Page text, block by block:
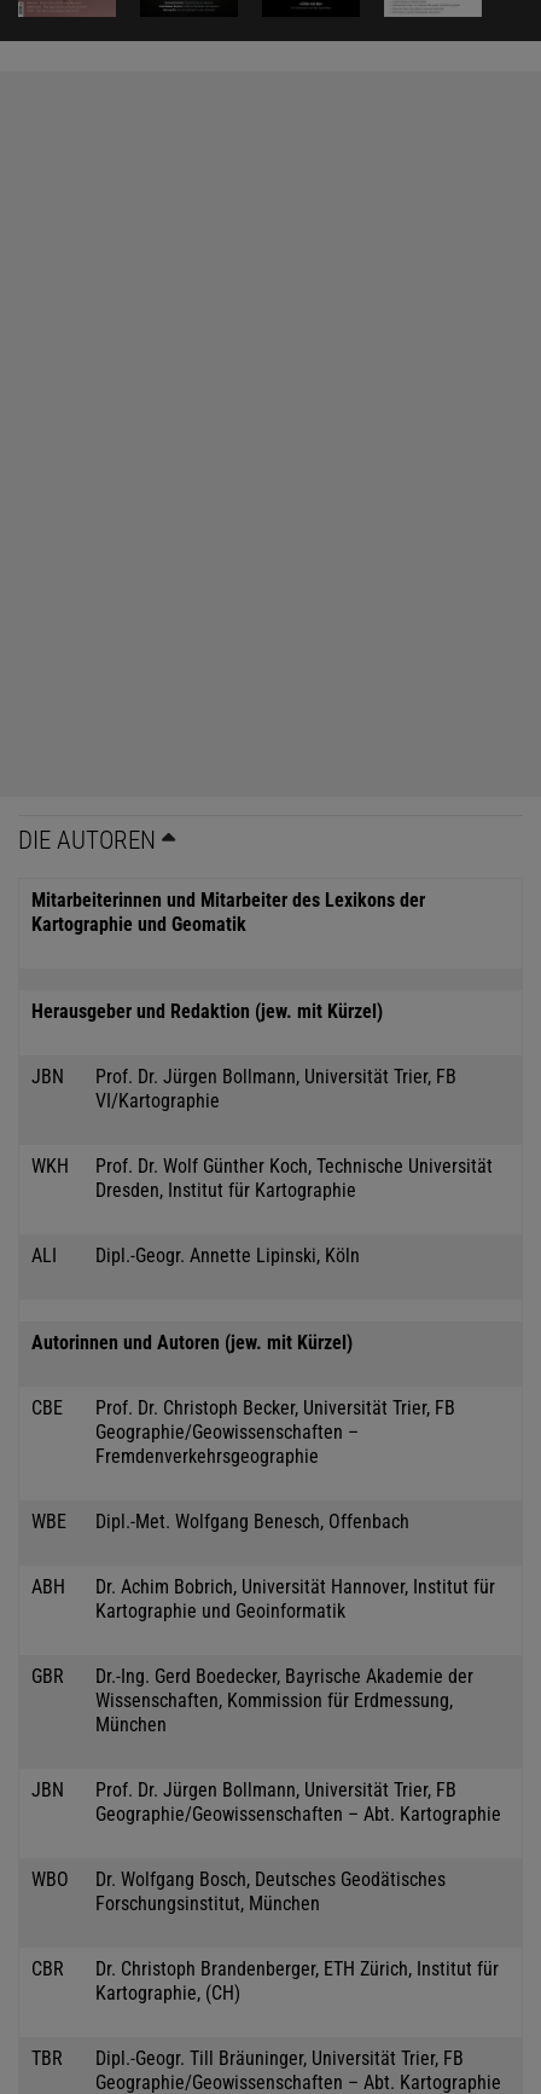
DIE AUTOREN
Mitarbeiterinnen und Mitarbeiter des Lexikons der
Kartographie und Geomatik
Herausgeber und Redaktion (jew. mit Kürzel)
JBN
Prof. Dr. Jürgen Bollmann, Universität Trier, FB
VI/Kartographie
WKH
Prof. Dr. Wolf Günther Koch, Technische Universität
Dresden, Institut für Kartographie
ALI Dipl.-Geogr. Annette Lipinski, Köln
Autorinnen und Autoren (jew. mit Kürzel)
CBE
Prof. Dr. Christoph Becker, Universität Trier, FB
Geographie/Geowissenschaften –
Fremdenverkehrsgeographie
WBE Dipl.-Met. Wolfgang Benesch, Offenbach
ABH
Dr. Achim Bobrich, Universität Hannover, Institut für
Kartographie und Geoinformatik
GBR
Dr.-Ing. Gerd Boedecker, Bayrische Akademie der
Wissenschaften, Kommission für Erdmessung,
München
JBN
Prof. Dr. Jürgen Bollmann, Universität Trier, FB
Geographie/Geowissenschaften – Abt. Kartographie
WBO
Dr. Wolfgang Bosch, Deutsches Geodätisches
Forschungsinstitut, München
CBR
Dr. Christoph Brandenberger, ETH Zürich, Institut für
Kartographie, (CH)
TBR
Dipl.-Geogr. Till Bräuninger, Universität Trier, FB
Geographie/Geowissenschaften – Abt. Kartographie